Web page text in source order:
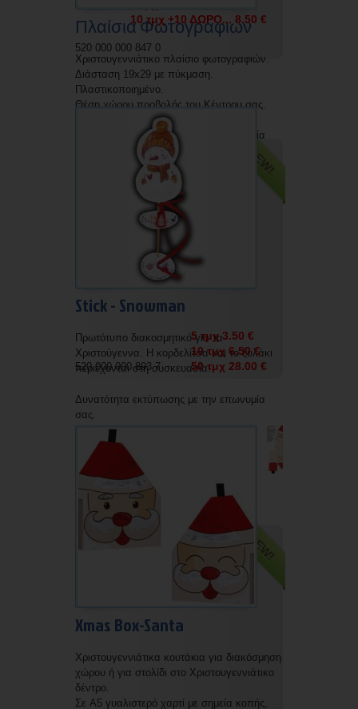
Πλαίσια Φωτογραφιών
Χριστουγεννιάτικο πλαίσιο φωτογραφιών.
Διάσταση 19x29 με πύκμαση.
Πλαστικοποιημένο.
Θέση χώρου προβολής του Κέντρου σας.
Δυνατότητα εκτύπωσης με την επωνυμία
10 τμχ +10 ΔΩΡΟ... 8.50 €
520 000 000 847 0
Stick - Snowman
Πρωτότυπο διακοσμητικό για τα
Χριστούγεννα. Η κορδελίτσα και το ξυλάκι
περιέχονται στη συσκευασία.
Δυνατότητα εκτύπωσης με την επωνυμία
σας.
5 τμχ 3.50 €
10 τμχ 6.50 €
50 τμχ 28.00 €
520 000 000 893 7
NEW!
Xmas Box-Santa
Χριστουγεννιάτικα κουτάκια για διακόσμηση
χώρου ή για στολίδι στο Χριστουγεννιάτικο
δέντρο.
Σε A5 γυαλιστερό χαρτί με σημεία κοπής,
NEW!